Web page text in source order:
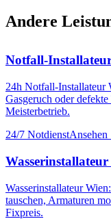
Andere
Notfall-
24h Notfall-Installateur
Gasgeruch oder
Meisterbetrieb.
24/7 Notdienst
Wasserinstallateur
Wasserinstallateur
tauschen, Armaturen
Fixpreis.